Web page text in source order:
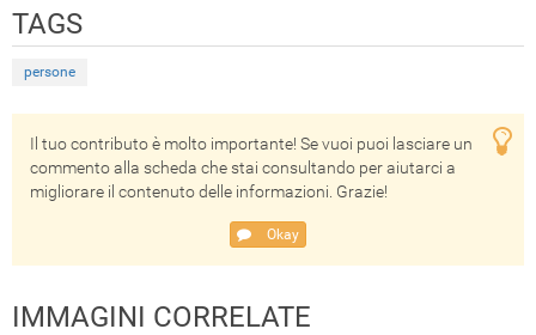
TAGS
persone
Il tuo contributo è molto importante! Se vuoi puoi lasciare un
commento alla scheda che stai consultando per aiutarci a
migliorare il contenuto delle informazioni. Grazie!
Okay
IMMAGINI CORRELATE